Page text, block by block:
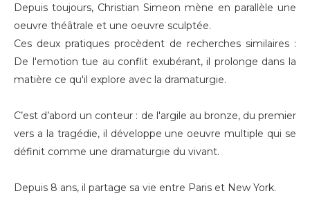
Depuis toujours, Christian Simeon mène en parallèle une
oeuvre théâtrale et une oeuvre sculptée.
Ces deux pratiques procèdent de recherches similaires :
De l'emotion tue au conflit exubérant, il prolonge dans la
matière ce qu'il explore avec la dramaturgie.
C’est d’abord un conteur : de l'argile au bronze, du premier
vers a la tragédie, il développe une oeuvre multiple qui se
définit comme une dramaturgie du vivant.
Depuis 8 ans, il partage sa vie entre Paris et New York.